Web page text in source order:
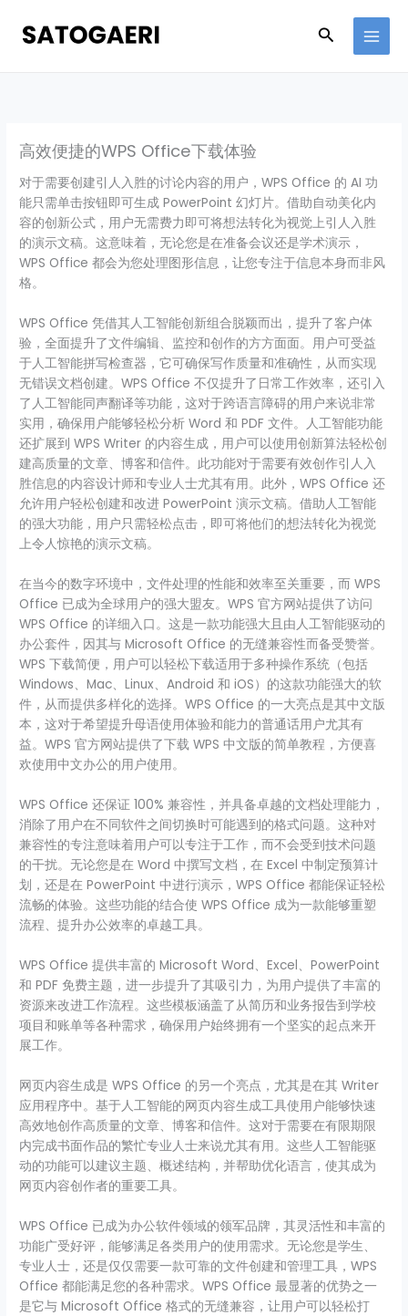
content
Search
高效便捷的WPS Office下载体验
对于需要创建引人入胜的讨论内容的用户，WPS Office 的 AI 功
能只需单击按钮即可生成 PowerPoint 幻灯片。借助自动美化内
容的创新公式，用户无需费力即可将想法转化为视觉上引人入胜
的演示文稿。这意味着，无论您是在准备会议还是学术演示，
WPS Office 都会为您处理图形信息，让您专注于信息本身而非风
格。
WPS Office 凭借其人工智能创新组合脱颖而出，提升了客户体
验，全面提升了文件编辑、监控和创作的方方面面。用户可受益
于人工智能拼写检查器，它可确保写作质量和准确性，从而实现
无错误文档创建。WPS Office 不仅提升了日常工作效率，还引入
了人工智能同声翻译等功能，这对于跨语言障碍的用户来说非常
实用，确保用户能够轻松分析 Word 和 PDF 文件。人工智能功能
还扩展到 WPS Writer 的内容生成，用户可以使用创新算法轻松创
建高质量的文章、博客和信件。此功能对于需要有效创作引人入
胜信息的内容设计师和专业人士尤其有用。此外，WPS Office 还
允许用户轻松创建和改进 PowerPoint 演示文稿。借助人工智能
的强大功能，用户只需轻松点击，即可将他们的想法转化为视觉
上令人惊艳的演示文稿。
在当今的数字环境中，文件处理的性能和效率至关重要，而 WPS
Office 已成为全球用户的强大盟友。WPS 官方网站提供了访问
WPS Office 的详细入口。这是一款功能强大且由人工智能驱动的
办公套件，因其与 Microsoft Office 的无缝兼容性而备受赞誉。
WPS 下载简便，用户可以轻松下载适用于多种操作系统（包括
Windows、Mac、Linux、Android 和 iOS）的这款功能强大的软
件，从而提供多样化的选择。WPS Office 的一大亮点是其中文版
本，这对于希望提升母语使用体验和能力的普通话用户尤其有
益。WPS 官方网站提供了下载 WPS 中文版的简单教程，方便喜
欢使用中文办公的用户使用。
WPS Office 还保证 100% 兼容性，并具备卓越的文档处理能力，
消除了用户在不同软件之间切换时可能遇到的格式问题。这种对
兼容性的专注意味着用户可以专注于工作，而不会受到技术问题
的干扰。无论您是在 Word 中撰写文档，在 Excel 中制定预算计
划，还是在 PowerPoint 中进行演示，WPS Office 都能保证轻松
流畅的体验。这些功能的结合使 WPS Office 成为一款能够重塑
流程、提升办公效率的卓越工具。
WPS Office 提供丰富的 Microsoft Word、Excel、PowerPoint
和 PDF 免费主题，进一步提升了其吸引力，为用户提供了丰富的
资源来改进工作流程。这些模板涵盖了从简历和业务报告到学校
项目和账单等各种需求，确保用户始终拥有一个坚实的起点来开
展工作。
网页内容生成是 WPS Office 的另一个亮点，尤其是在其 Writer
应用程序中。基于人工智能的网页内容生成工具使用户能够快速
高效地创作高质量的文章、博客和信件。这对于需要在有限期限
内完成书面作品的繁忙专业人士来说尤其有用。这些人工智能驱
动的功能可以建议主题、概述结构，并帮助优化语言，使其成为
网页内容创作者的重要工具。
WPS Office 已成为办公软件领域的领军品牌，其灵活性和丰富的
功能广受好评，能够满足各类用户的使用需求。无论您是学生、
专业人士，还是仅仅需要一款可靠的文件创建和管理工具，WPS
Office 都能满足您的各种需求。WPS Office 最显著的优势之一
是它与 Microsoft Office 格式的无缝兼容，让用户可以轻松打